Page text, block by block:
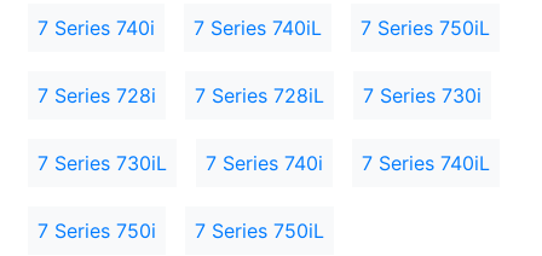
7 Series 740i 7 Series 740iL 7 Series 750iL
7 Series 728i 7 Series 728iL 7 Series 730i
7 Series 730iL 7 Series 740i 7 Series 740iL
7 Series 750i 7 Series 750iL